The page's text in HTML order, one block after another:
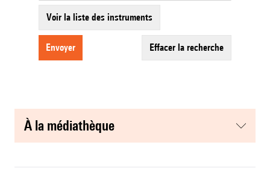
Voir la liste des instruments
envoyer effacer la recherche
à la médiathèque